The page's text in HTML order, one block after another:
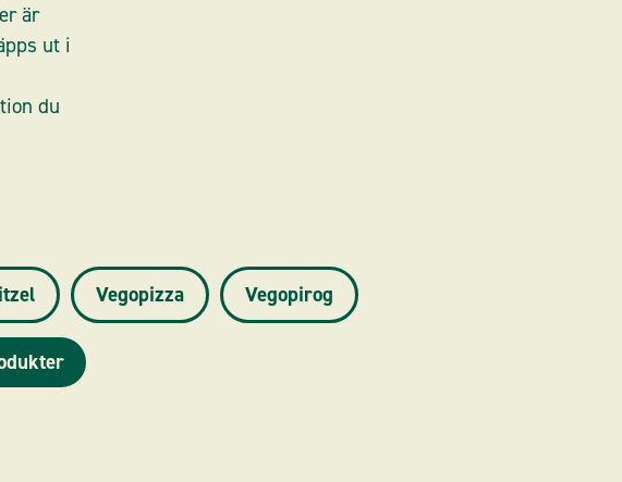
är
ut i
du
Vegopizza Vegopirog